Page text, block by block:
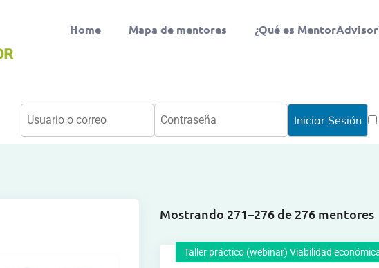
Home Mapa de mentores ¿Qué es
Mostrando 271–276 de 276 mentores
Taller práctico (webinar) Viabilidad